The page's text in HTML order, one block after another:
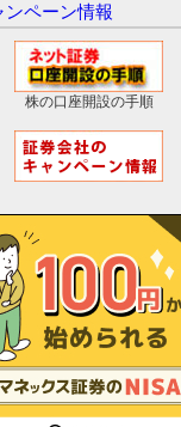
ンペーン情報
株の口座開設の手順